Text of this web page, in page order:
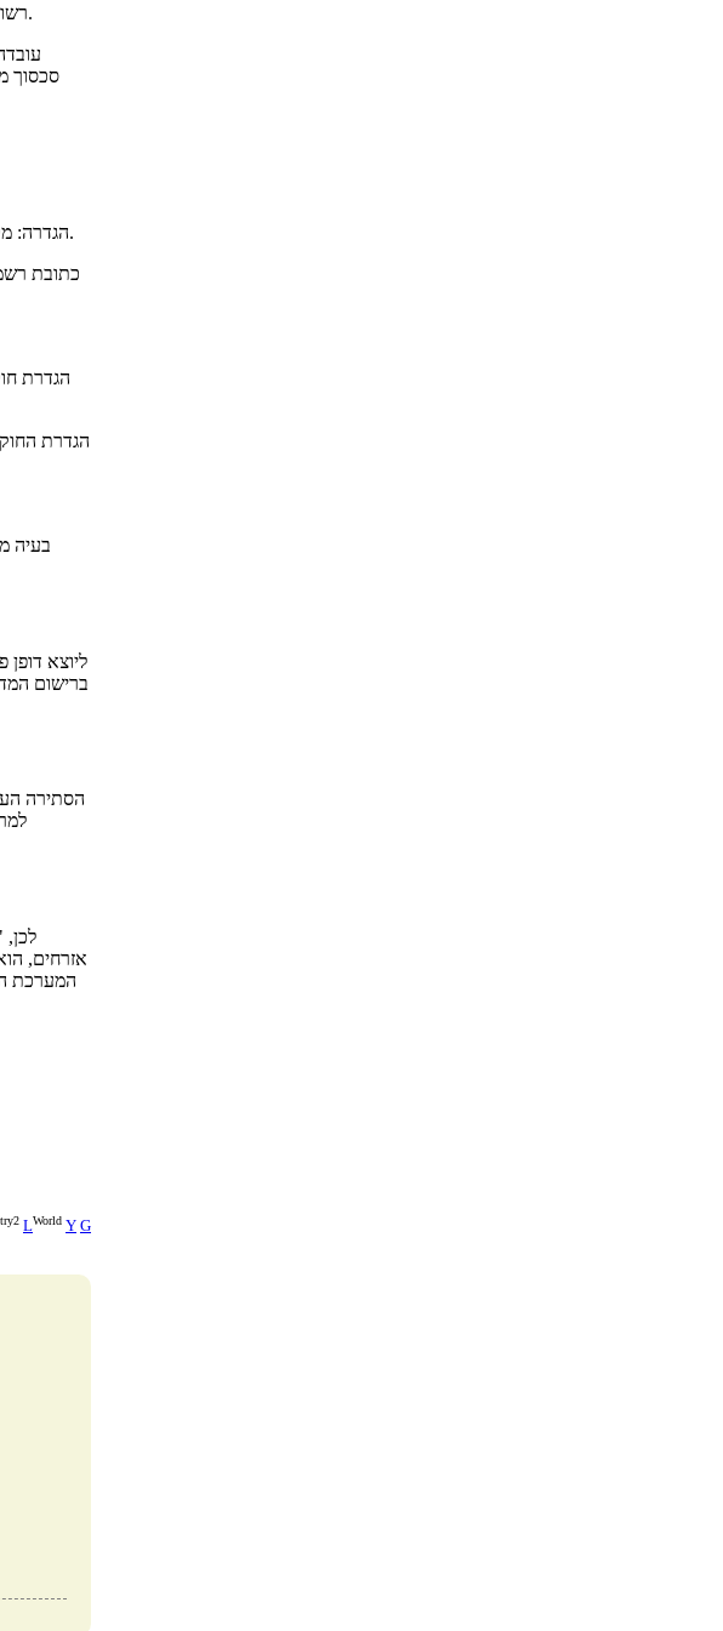
רשויות השגחה: שאלות הקשורות להגנה על זכויות הילדים או המוגבלים נפתרות על-ידי רשויות השגחה והפטרונות במקום מגוריהם.
סכסוך
הגדרה: מקום מציאות של ארגון נחשב למקום רישומו המדיני. רישום זה מתבצע לפי הכתובת שהוכנסה על-ידי המייסדים ככתובת רשמית.
כתובת
הגדרת
בעיה
ליוצא
ברישום
הסתירה
אזרחים,
המערכת
LWorld Y G